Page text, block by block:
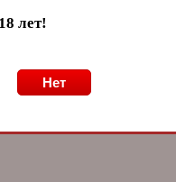
Хьюмидор Howard
лет!
Нет